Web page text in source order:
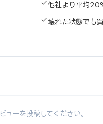
他社より平均
壊れた状態でも
ューを投稿してください。